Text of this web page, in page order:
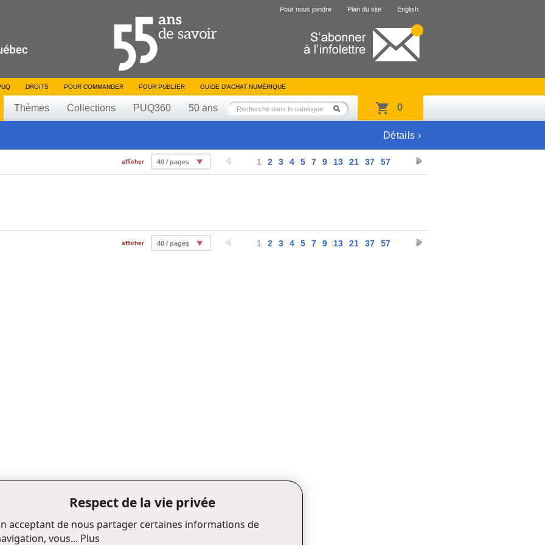
Pour nous joindre Plan du site English
DROITS POUR COMMANDER POUR PUBLIER GUIDE D’ACHAT NUMÉRIQUE
Thèmes Collections PUQ360 50 ans 0
Détails ›
1 2 3 4 5 7 9 13 21 37 57
afficher 40 / pages
1 2 3 4 5 7 9 13 21 37 57
afficher 40 / pages
Respect de la vie privée
acceptant de nous partager certaines informations de
vous... Plus